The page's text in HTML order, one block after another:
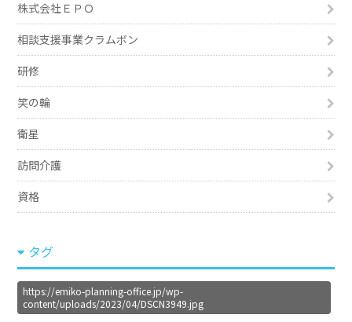
株式会社ＥＰＯ
相談支援事業クラムボン
研修
笑の輪
衛星
訪問介護
資格
タグ
https://emiko-planning-office.jp/wp-
content/uploads/2023/04/DSCN3949.jpg